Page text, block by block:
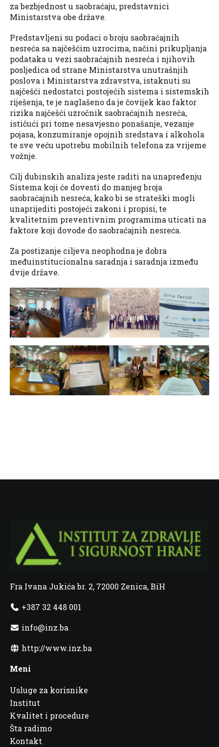
za bezbjednost u saobraćaju, predstavnici
Ministarstva obe države.
Predstavljeni su podaci o broju saobraćajnih
nesreća sa najčešćim uzrocima, načini prikupljanja
podataka u vezi saobraćajnih nesreća i njihovih
posljedica od strane Ministarstva unutrašnjih
poslova i Ministarstva zdravstva, istaknuti su
najčešći nedostatci postojećih sistema i sistemskih
riješenja, te je naglašeno da je čovijek kao faktor
rizika najčešći uzročnik saobraćajnih nesreća,
ističući pri tome nesavjesno ponašanje, vezanje
pojasa, konzumiranje opojnih sredstava i alkohola
te sve veću upotrebu mobilnih telefona za vrijeme
vožnje.
Cilj dubinskih analiza jeste raditi na unapređenju
Sistema koji će dovesti do manjeg broja
saobraćajnih nesreća, kako bi se strateški mogli
unaprijediti postojeći zakoni i propisi, te
kvalitetnim preventivnim programima uticati na
faktore koji dovode do saobraćajnih nesreća.
Za postizanje ciljeva neophodna je dobra
međuinstitucionalna saradnja i saradnja između
dvije države.
Fra Ivana Jukića br. 2, 72000 Zenica, BiH
+387 32 448 001
info@inz.ba
http://www.inz.ba
Meni
Usluge za korisnike
Institut
Kvalitet i procedure
Šta radimo
Kontakt